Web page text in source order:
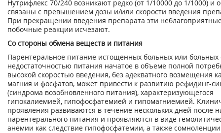
Нутрифлекс 70/240 возникают редко (от 1/10000 до 1/1000) и
связаны с превышением дозы и/или скорости введения
При прекращении введения препарата эти
побочные реакции исчезают.
Со стороны обмена веществ и питания
Парентеральное питание истощенных больных или больных
недостаточностью питания начатое в объеме полной
высокой скоростью введения, без адекватного возмещения
магния и фосфатов, может привести к развитию рефидинг-
(синдрома возобновленного питания), характеризующегося
гипокалиемией, гипофосфатемией и гипомагниемией.
проявления развиваются в течение нескольких дней после
парентерального питания и проявляются в виде
анемии как следствие гипофосфатемии, а также